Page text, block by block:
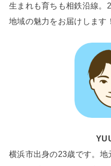
生まれも育ちも相鉄沿線。
地域の魅力をお届けします！
横浜市出身の23歳です。